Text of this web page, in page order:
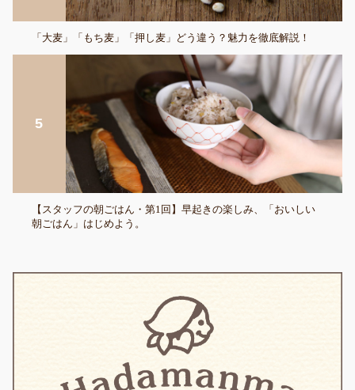
「大麦」「もち麦」「押し麦」どう違う？魅力を徹底解説！
【スタッフの朝ごはん・第1回】早起きの楽しみ、「おいしい
朝ごはん」はじめよう。